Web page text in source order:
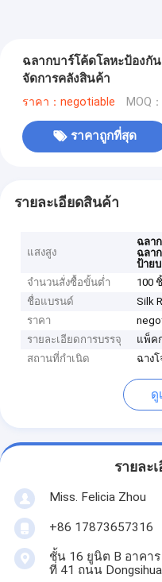
ฉลากบาร์โค้ดโลหะป้องกั
จัดการคลังสินค้า
ราคา：negotiable MOQ
ราคาถูกที่สุด
รายละเอียดสินค้า
แสงสูง
ฉลา
ฉลา
ป้าย
จำนวนสั่งซื้อขั้นต่ำ
100
ชื่อแบรนด์
Silk
ราคา
รายละเอียดการบรรจุ
แพ็ค
สถานที่กำเนิด
ฉาง
ดู
รายละ
Miss. Felicia Zhou
+86 17873657316
ชั้น 16 ยูนิต B อาคาร
ที่ 41 ถนน